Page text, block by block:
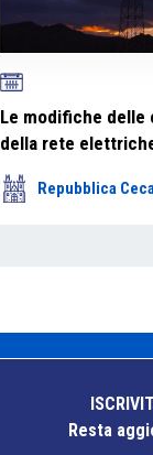
Le modifiche delle
della rete
Repubblica
Resta